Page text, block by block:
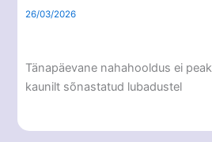
26/03/2026
Tänapäevane nahahooldus ei
kaunilt sõnastatud lubadustel